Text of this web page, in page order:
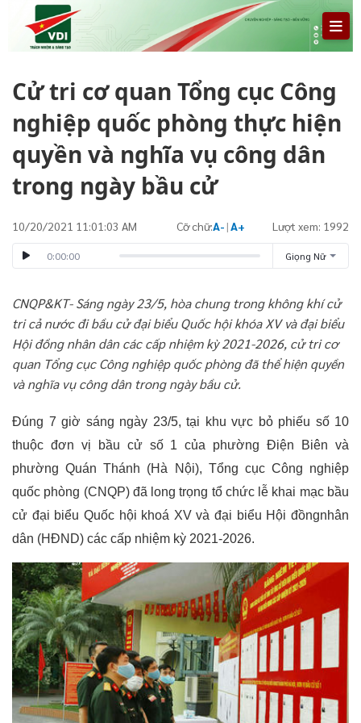
Cử tri cơ quan Tổng cục Công
nghiệp quốc phòng thực hiện
quyền và nghĩa vụ công dân
trong ngày bầu cử
10/20/2021 11:01:03 AM
0:00:00 Giọng Nữ
Cỡ chữ:A- |A+ Lượt xem: 1992
CNQP&KT- Sáng ngày 23/5, hòa chung trong không khí cử
tri cả nước đi bầu cử đại biểu Quốc hội khóa XV và đại biểu
Hội đồng nhân dân các cấp nhiệm kỳ 2021-2026, cử tri cơ
quan Tổng cục Công nghiệp quốc phòng đã thể hiện quyền
và nghĩa vụ công dân trong ngày bầu cử.
Đúng 7 giờ sáng ngày 23/5, tại khu vực bỏ phiếu số 10
thuộc đơn vị bầu cử số 1 của phường Điện Biên và
phường Quán Thánh (Hà Nội), Tổng cục Công nghiệp
quốc phòng (CNQP) đã long trọng tổ chức lễ khai mạc bầu
cử đại biểu Quốc hội khoá XV và đại biểu Hội đồngnhân
dân (HĐND) các cấp nhiệm kỳ 2021-2026.